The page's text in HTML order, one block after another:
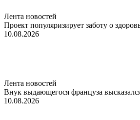
Лента новостей
Проект популяризирует заботу о
10.08.2026
Лента новостей
Внук выдающегося француза
10.08.2026